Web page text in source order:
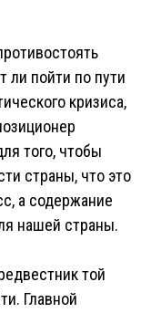
ли пойти по пути
кризиса,
того, чтобы
страны, что это
а содержание
нашей страны.
той
Главной